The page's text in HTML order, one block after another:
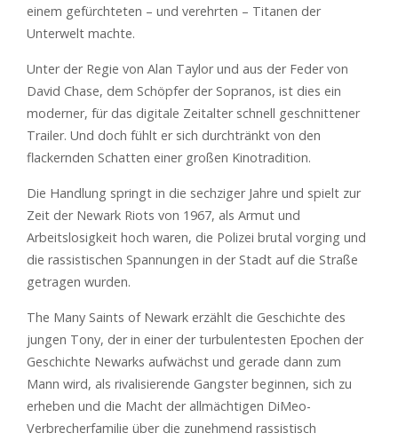
einem gefürchteten – und verehrten – Titanen der
Unterwelt machte.
Unter der Regie von Alan Taylor und aus der Feder von
David Chase, dem Schöpfer der Sopranos, ist dies ein
moderner, für das digitale Zeitalter schnell geschnittener
Trailer. Und doch fühlt er sich durchtränkt von den
flackernden Schatten einer großen Kinotradition.
Die Handlung springt in die sechziger Jahre und spielt zur
Zeit der Newark Riots von 1967, als Armut und
Arbeitslosigkeit hoch waren, die Polizei brutal vorging und
die rassistischen Spannungen in der Stadt auf die Straße
getragen wurden.
The Many Saints of Newark erzählt die Geschichte des
jungen Tony, der in einer der turbulentesten Epochen der
Geschichte Newarks aufwächst und gerade dann zum
Mann wird, als rivalisierende Gangster beginnen, sich zu
erheben und die Macht der allmächtigen DiMeo-
Verbrecherfamilie über die zunehmend rassistisch